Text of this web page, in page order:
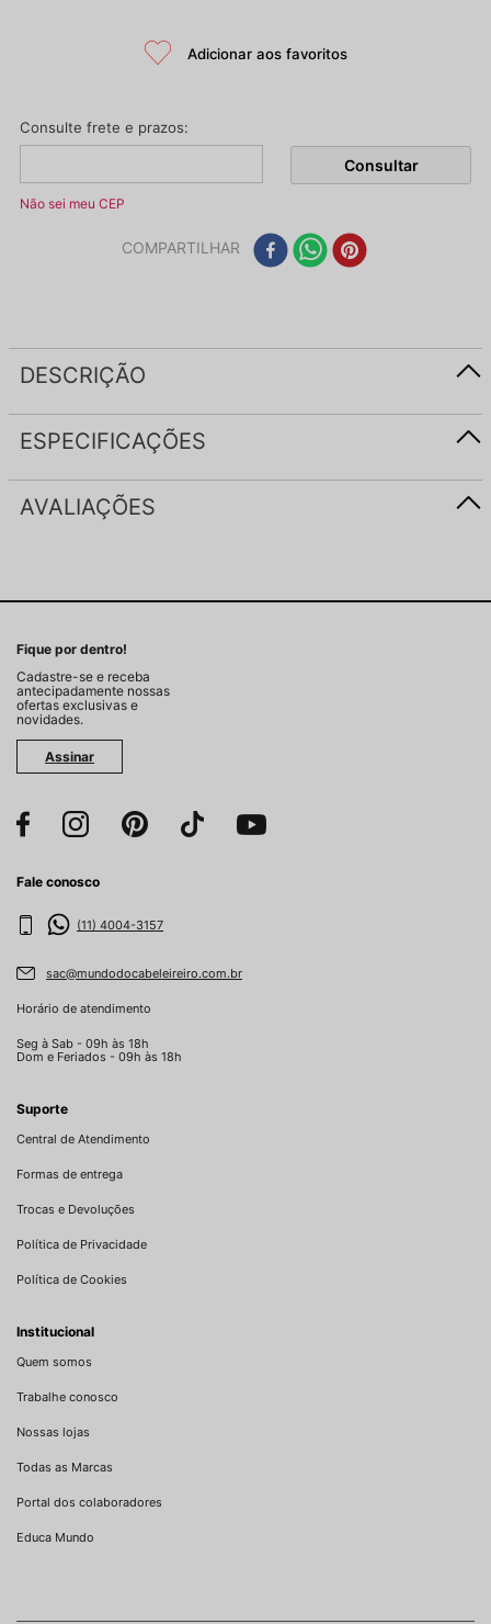
Não sei meu CEP
COMPARTILHAR
DESCRIÇÃO
ESPECIFICAÇÕES
AVALIAÇÕES
Fique por dentro!
Cadastre-se e receba
antecipadamente nossas
ofertas exclusivas e
novidades.
Assinar
Fale conosco
(11) 4004-3157
sac@mundodocabeleireiro.com.br
Horário de atendimento
Seg à Sab - 09h às 18h
Dom e Feriados - 09h às 18h
Suporte
Central de Atendimento
Formas de entrega
Trocas e Devoluções
Política de Privacidade
Política de Cookies
Institucional
Quem somos
Trabalhe conosco
Nossas lojas
Todas as Marcas
Portal dos colaboradores
Educa Mundo